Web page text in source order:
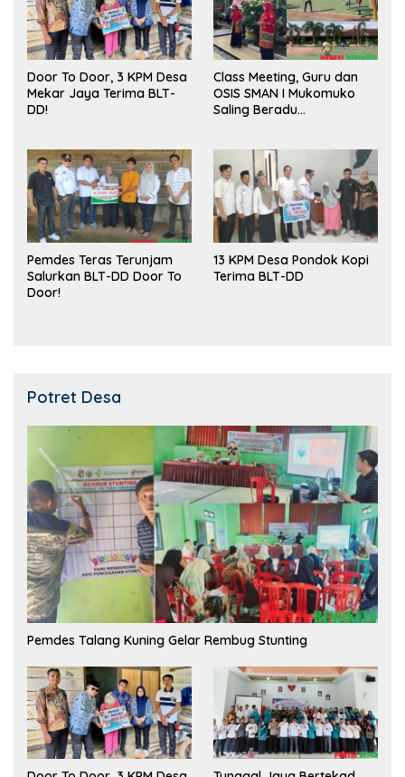
Door To Door, 3 KPM Desa
Mekar Jaya Terima BLT-
DD!
Class Meeting, Guru dan
OSIS SMAN I Mukomuko
Saling Beradu
Pemdes Teras Terunjam
Salurkan BLT-DD Door To
Door!
13 KPM Desa Pondok Kopi
Terima BLT-DD
Potret Desa
Pemdes Talang Kuning Gelar Rembug Stunting